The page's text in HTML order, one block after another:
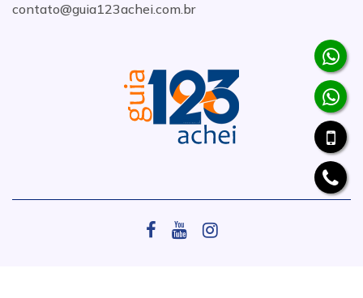
contato@guia123achei.com.br